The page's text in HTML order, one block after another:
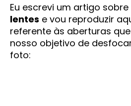
Eu escrevi um artigo sobre
lentes e vou reproduzir
referente às aberturas
nosso objetivo de
foto: